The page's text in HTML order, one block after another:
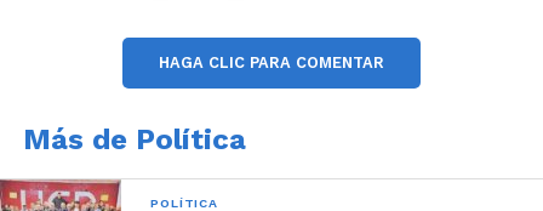
HAGA CLIC PARA COMENTAR
Más de Política
POLÍTICA